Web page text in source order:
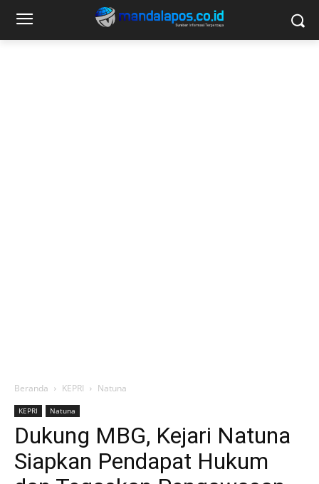
Beranda KEPRI Natuna
KEPRI Natuna
Dukung MBG, Kejari Natuna
Siapkan Pendapat Hukum